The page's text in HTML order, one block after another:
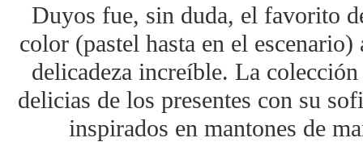
Duyos fue, sin duda, el favorito
color (pastel hasta en el
delicadeza increíble. La
delicias de los presentes con su
inspirados en mantones de